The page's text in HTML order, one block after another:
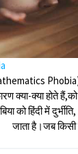
Phobia)
क्या-क्या होते
को हिंदी में
जाता है।जब